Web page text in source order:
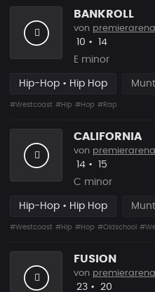
BANKROLL
von premierarena
Likes
10 •
14
E minor
Hip-Hop • Hip Hop
#Westcoast #Hip #Hop #Rap
CALIFORNIA
von premierarena
Likes
14 •
15
C minor
Hip-Hop • Hip Hop
#Westcoast #Hip #Hop #Oldschool
FUSION
von premierarena
Likes
23 • 20